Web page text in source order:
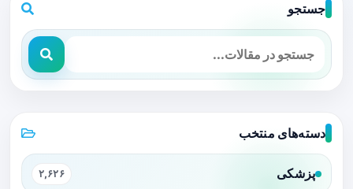
جستجو
دسته‌های منتخب
پزشکی ۲,۶۲۶